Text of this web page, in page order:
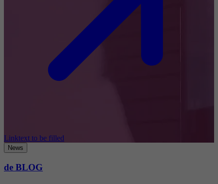
Linktext to be filled
News
de BLOG